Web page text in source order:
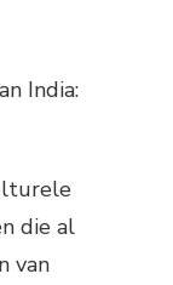
India:
die al
van